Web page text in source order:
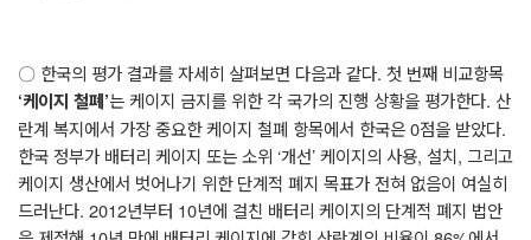
〇 한국의 평가 결과를 자세히 살펴보면 다음과 같다. 첫 번째 비교항목
‘케이지 철폐’는 케이지 금지를 위한 각 국가의 진행 상황을 평가한다. 산
란계 복지에서 가장 중요한 케이지 철폐 항목에서 한국은0점을 받았다.
한국 정부가 배터리 케이지 또는 소위 ‘개선’케이지의 사용, 설치, 그리고
케이지 생산에서 벗어나기 위한 단계적 폐지 목표가 전혀 없음이 여실히
드러난다. 2012년부터 10년에 걸친 배터리 케이지의 단계적 폐지 법안